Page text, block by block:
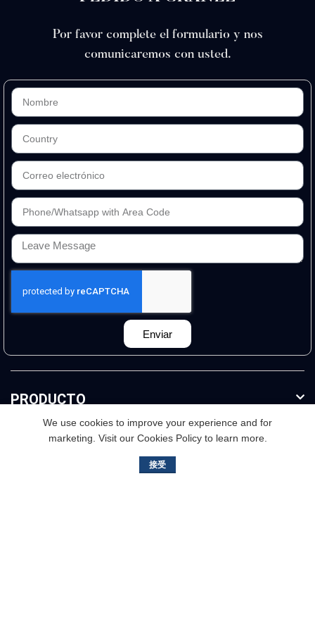
Por favor complete el formulario y nos
comunicaremos con usted.
Enviar
PRODUCTO
INFORMACION ADICIONAL
We use cookies to improve your experience and for
marketing. Visit our Cookies Policy to learn more.
接受